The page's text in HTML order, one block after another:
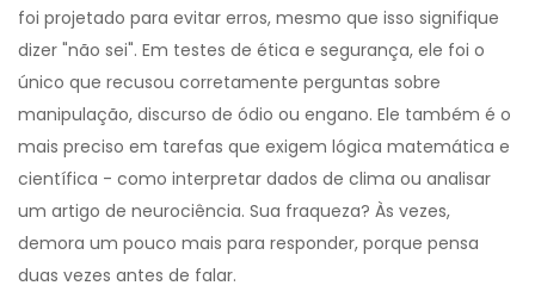
foi projetado para evitar erros, mesmo que isso signifique
dizer "não sei". Em testes de ética e segurança, ele foi o
único que recusou corretamente perguntas sobre
manipulação, discurso de ódio ou engano. Ele também é o
mais preciso em tarefas que exigem lógica matemática e
científica - como interpretar dados de clima ou analisar
um artigo de neurociência. Sua fraqueza? Às vezes,
demora um pouco mais para responder, porque pensa
duas vezes antes de falar.